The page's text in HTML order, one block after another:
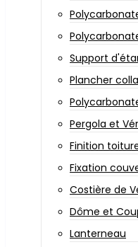
Support
Plancher
Pergola et
Finition
Fixation
Costière de
Dôme et
Lanterneau